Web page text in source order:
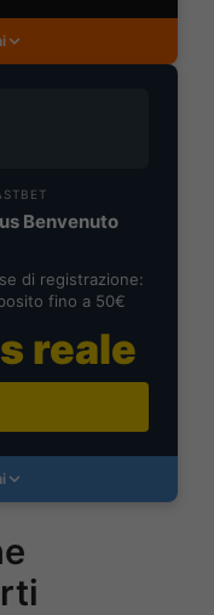
Benvenuto
di registrazione:
fino a 50€
reale